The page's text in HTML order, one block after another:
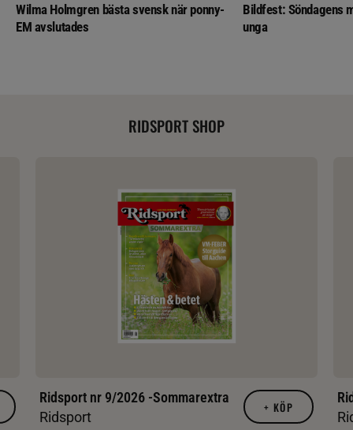
Wilma Holmgren bästa svensk när ponny-
EM avslutades
Bildfest: Söndagens
unga
RIDSPORT SHOP
Ridsport nr 9/2026 -Sommarextra
Ridsport
+ KÖP